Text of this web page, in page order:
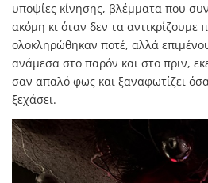
υποψίες κίνησης, βλέμματα που
ακόμη κι όταν δεν τα αντικρίζουμε
ολοκληρώθηκαν ποτέ, αλλά
ανάμεσα στο παρόν και στο πριν,
σαν απαλό φως και ξαναφωτίζει
ξεχάσει.